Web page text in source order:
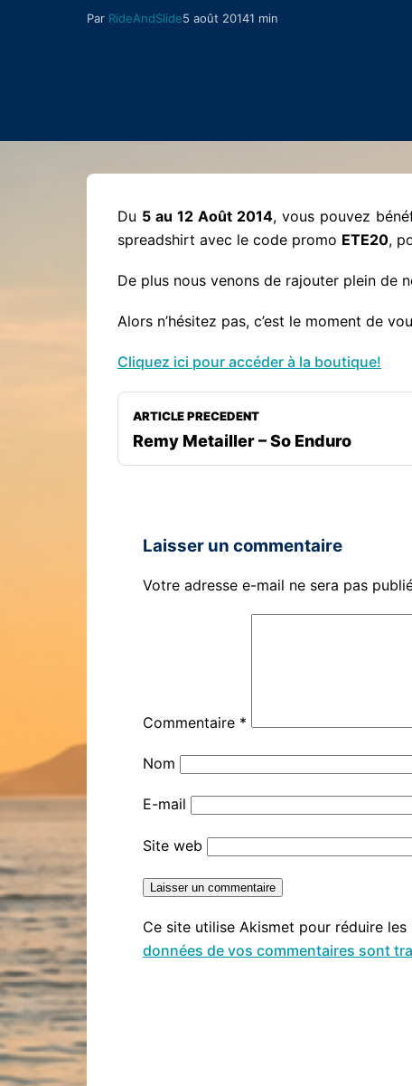
Par RideAndSlide5 août 20141 min
Du 5 au 12 Août 2014, vous pouvez
spreadshirt avec le code promo ETE20,
De plus nous venons de rajouter plein de
Alors n’hésitez pas, c’est le moment de
Cliquez ici pour accéder à la boutique!
ARTICLE PRECEDENT
Remy Metailler – So Enduro
Laisser un commentaire
Votre adresse e-mail ne sera pas
Commentaire *
Nom
E-mail
Site web
Ce site utilise Akismet pour réduire les
données de vos commentaires sont